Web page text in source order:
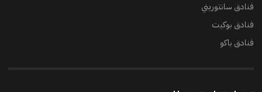
فنادق سانتوريني
فنادق بوكيت
فنادق باكو